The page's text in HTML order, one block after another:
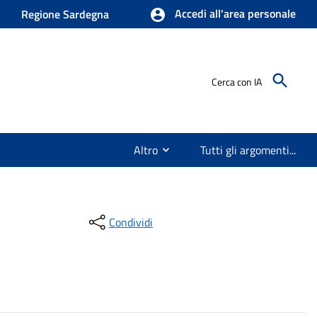
Regione Sardegna Accedi all'area personale
Cerca con IA
Altro Tutti gli argomenti...
Condividi